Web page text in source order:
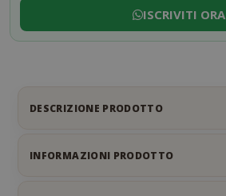
ISCRIVITI ORA
DESCRIZIONE PRODOTTO
INFORMAZIONI PRODOTTO